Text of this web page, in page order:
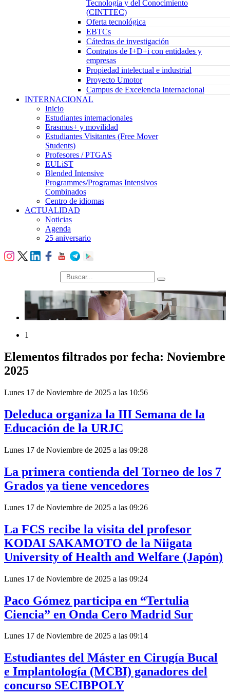
Tecnología y del Conocimiento
(CINTTEC)
Oferta tecnológica
EBTCs
Cátedras de investigación
Contratos de I+D+i con entidades y
empresas
Propiedad intelectual e industrial
Proyecto Umotor
Campus de Excelencia Internacional
INTERNACIONAL
Inicio
Estudiantes internacionales
Erasmus+ y movilidad
Estudiantes Visitantes (Free Mover
Students)
Profesores / PTGAS
EULiST
Blended Intensive
Programmes/Programas Intensivos
Combinados
Centro de idiomas
ACTUALIDAD
Noticias
Agenda
25 aniversario
búsqueda
1
Elementos filtrados por fecha: Noviembre
2025
Lunes 17 de Noviembre de 2025 a las 10:56
Deleduca organiza la III Semana de la
Educación de la URJC
Lunes 17 de Noviembre de 2025 a las 09:28
La primera contienda del Torneo de los 7
Grados ya tiene vencedores
Lunes 17 de Noviembre de 2025 a las 09:26
La FCS recibe la visita del profesor
KODAI SAKAMOTO de la Niigata
University of Health and Welfare (Japón)
Lunes 17 de Noviembre de 2025 a las 09:24
Paco Gómez participa en “Tertulia
Ciencia” en Onda Cero Madrid Sur
Lunes 17 de Noviembre de 2025 a las 09:14
Estudiantes del Máster en Cirugía Bucal
e Implantología (MCBI) ganadores del
concurso SECIBPOLY